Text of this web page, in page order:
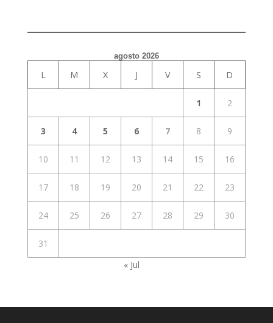
agosto 2026
L M X J V S D
1 2
3 4 5 6 7 8 9
10 11 12 13 14 15 16
17 18 19 20 21 22 23
24 25 26 27 28 29 30
31
« Jul